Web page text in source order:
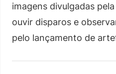
imagens divulgadas
ouvir disparos e
pelo lançamento de